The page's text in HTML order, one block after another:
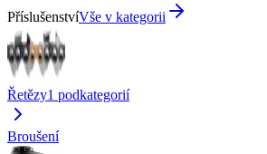
PříslušenstvíVše v kategorii
Řetězy1 podkategorií
Broušení